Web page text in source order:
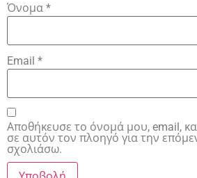
Όνομα *
Email *
Αποθήκευσε το όνομά μου, email,
σε αυτόν τον πλοηγό για την
σχολιάσω.